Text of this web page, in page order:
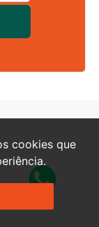
cookies que